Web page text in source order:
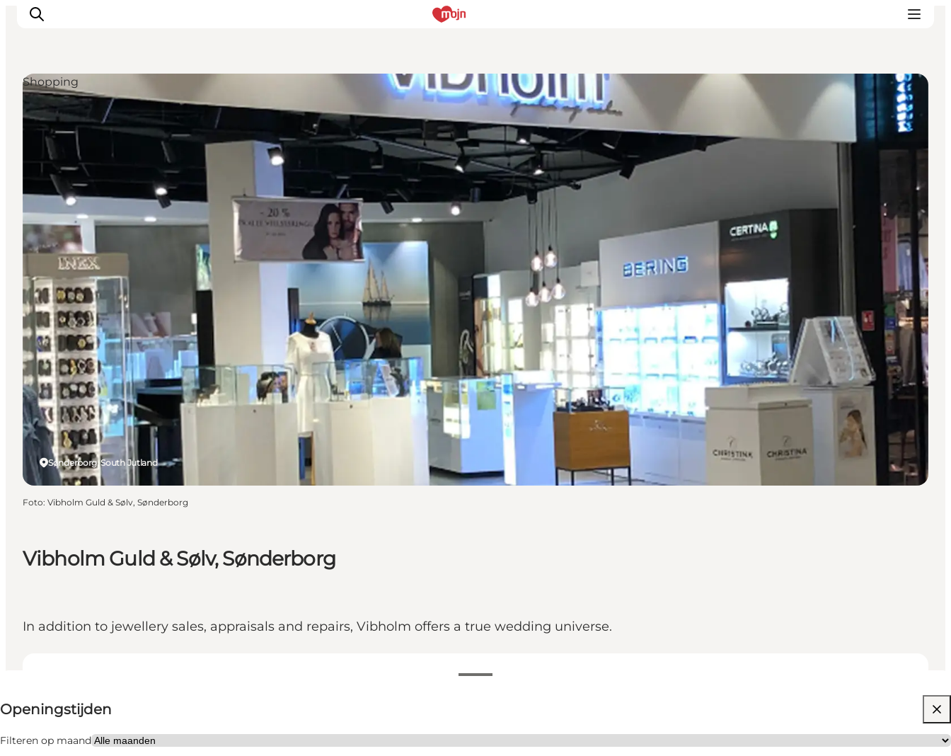
Activiteiten
Bestemmingen
Events
Accommodaties
Plan je reis
Booking
Vibholm Guld & Sølv, Sønderborg
In addition to jewellery sales, appraisals and repairs, Vibholm offers a true wedding universe.
Openingstijden
Filteren op maand
Website bezoeken
Friends, My partner, Myself
Sønderborg, South Jutland
Shopping
Foto: Vibholm Guld & Sølv, Sønderborg